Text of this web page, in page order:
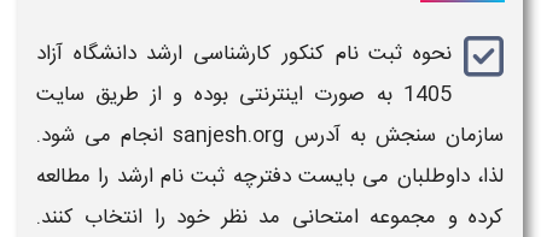
نحوه ثبت نام کنکور کارشناسی ارشد دانشگاه آزاد
1405 به صورت اینترنتی بوده و از طریق سایت
سازمان سنجش به آدرس sanjesh.orgانجام می شود.
لذا، داوطلبان می بایست دفترچه ثبت نام ارشد را مطالعه
کرده و مجموعه امتحانی مد نظر خود را انتخاب کنند.